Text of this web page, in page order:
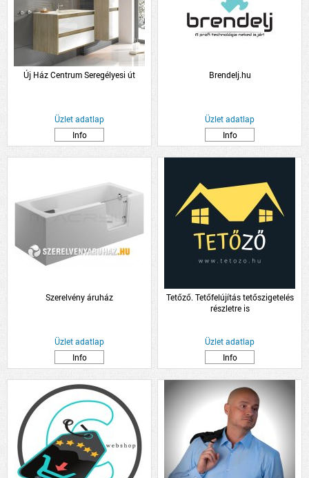
Új Ház Centrum Seregélyesi út
Üzlet adatlap
Info
Brendelj.hu
Üzlet adatlap
Info
Szerelvény áruház
Üzlet adatlap
Info
Tetőző. Tetőfelújítás tetőszigetelés
részletre is
Üzlet adatlap
Info